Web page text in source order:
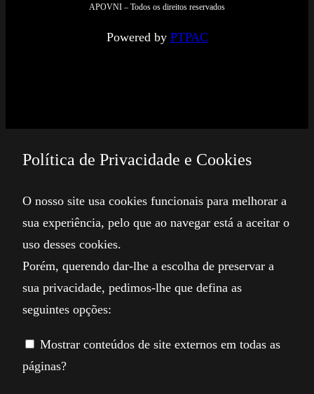
APOVNI – Todos os direitos reservados
Powered by PTPAC
Política de Privacidade e Cookies
O nosso site usa cookies funcionais para melhorar a
sua experiência, pelo que ao navegar está a aceitar o
uso desses cookies.
Porém, querendo dar-lhe a escolha de preservar a
sua privacidade, pedimos-lhe que defina as
seguintes opções:
Mostrar conteúdos de site externos em todas as
páginas?